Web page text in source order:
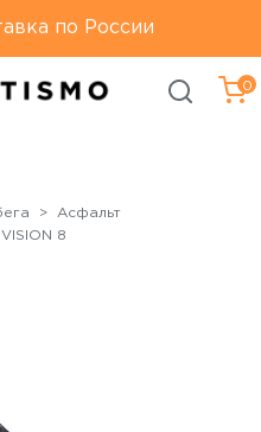
Бесплатная доставка по
России
по России
0
Асфальт
8